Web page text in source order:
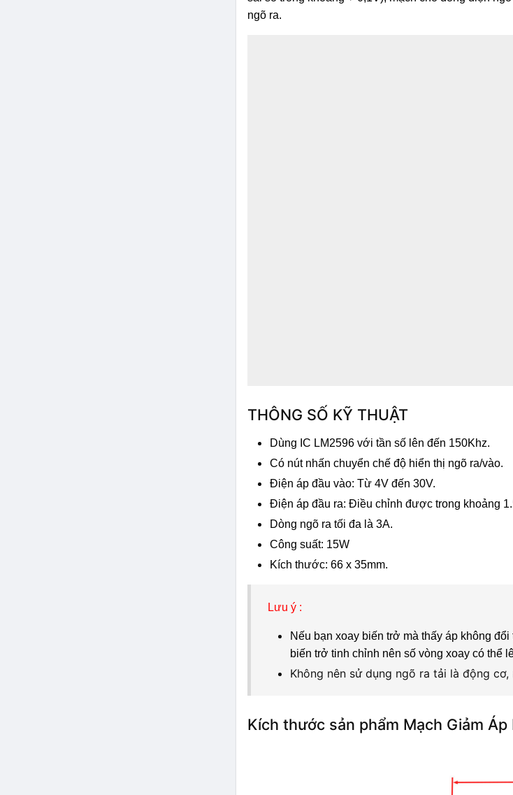
ngõ ra.
THÔNG SỐ KỸ THUẬT
Dùng IC LM2596 với tần số lên đến 150Khz.
Có nút nhấn chuyển chế độ hiển thị ngõ ra/vào.
Điện áp đầu vào: Từ 4V đến 30V.
Điện áp đầu ra: Điều chỉnh được trong khoảng
Dòng ngõ ra tối đa là 3A.
Công suất: 15W
Kích thước: 66 x 35mm.
Lưu ý :
Nếu bạn xoay biến trở mà thấy áp không
biến trở tinh chỉnh nên số vòng xoay có thể
Không nên sử dụng ngõ ra tải là động
Kích thước sản phẩm Mạch Giảm